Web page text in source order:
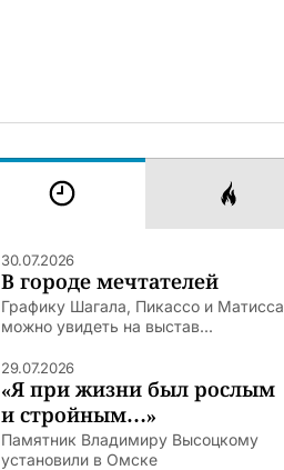
30.07.2026
В городе мечтателей
Графику Шагала, Пикассо и Матисса
можно увидеть на выстав...
29.07.2026
«Я при жизни был рослым
и стройным…»
Памятник Владимиру Высоцкому
установили в Омске